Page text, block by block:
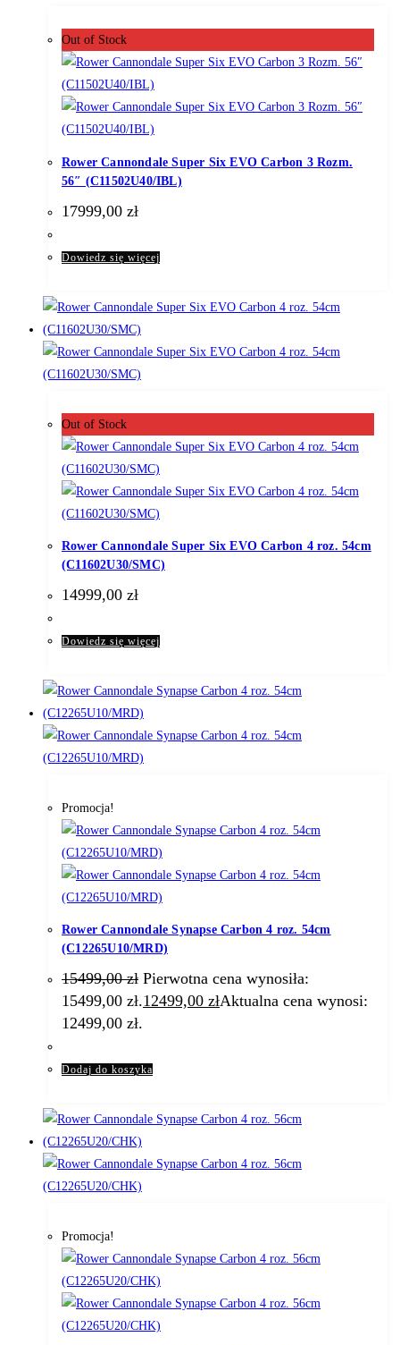
Out of Stock
Rower Cannondale Super Six EVO Carbon 3 Rozm.
56″ (C11502U40/IBL)
17999,00 zł
Dowiedz się więcej
Out of Stock
Rower Cannondale Super Six EVO Carbon 4 roz. 54cm
(C11602U30/SMC)
14999,00 zł
Dowiedz się więcej
Promocja!
Rower Cannondale Synapse Carbon 4 roz. 54cm
(C12265U10/MRD)
15499,00zł Pierwotna cena wynosiła:
15499,00 zł.12499,00 złAktualna cena wynosi:
12499,00 zł.
Dodaj do koszyka
Promocja!